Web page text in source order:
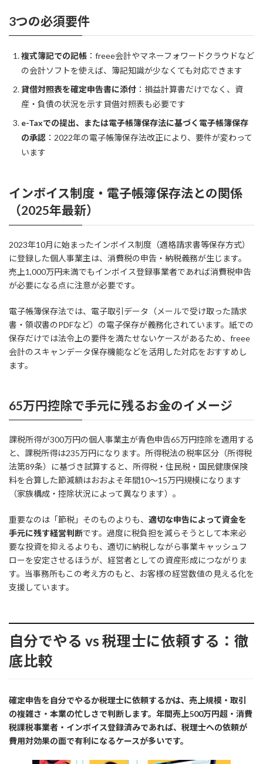
3つの必須要件
複式簿記での記帳 ：freee会計やマネーフォワードクラウドなど
の会計ソフトを使えば、簿記知識が少なくても対応できます
貸借対照表を確定申告書に添付 ：損益計算書だけでなく、資
産・負債の状況を示す貸借対照表も必要です
e-Taxでの提出、または電子帳簿保存法に基づく電子帳簿保存
の承認 ：2022年の電子帳簿保存法改正により、要件が変わって
います
インボイス制度・電子帳簿保存法との関係
（2025年最新）
2023年10月に始まったインボイス制度（適格請求書等保存方式）
に登録した個人事業主は、消費税の申告・納税義務が生じます。
売上1,000万円未満でもインボイス登録事業者であれば消費税申告
が必要になる点に注意が必要です。
電子帳簿保存法では、電子取引データ（メールで受け取った請求
書・領収書のPDFなど）の電子保存が義務化されています。紙での
保存だけでは法令上の要件を満たせないケースがあるため、freee
会計のスキャンデータ保存機能などを活用した対応をおすすめし
ます。
65万円控除で手元に残るお金のイメージ
課税所得が300万円の個人事業主が青色申告65万円控除を適用する
と、課税所得は235万円になります。所得税法の税率区分（所得税
法第89条）に基づき試算すると、所得税・住民税・国民健康保険
料を合算した節減額はおおよそ年間10〜15万円規模になります
（家族構成・控除状況によって異なります）。
重要なのは「節税」そのものよりも、 適切な申告によって資金を
手元に残す経営判断です。過度に税負担を減らそうとして本来必
要な投資を抑えるよりも、適切に納税しながら事業キャッシュフ
ローを安定させるほうが、経営者としての資産形成につながりま
す。当事務所もこの考え方のもと、お客様の経営数値の見える化を
支援しています。
自分でやる vs 税理士に依頼する：徹
底比較
確定申告を自分でやるか税理士に依頼するかは、売上規模・取引
の複雑さ・本業の忙しさで判断します。年間売上500万円超・消費
税課税事業者・インボイス登録済みであれば、税理士への依頼が
費用対効果の面で有利になるケースが多いです。